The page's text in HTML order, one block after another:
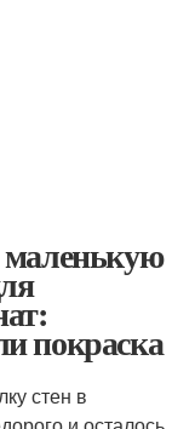
маленькую
покраска
стен в